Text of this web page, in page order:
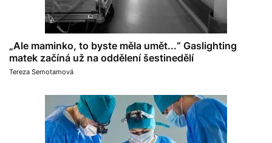
„Ale maminko, to byste měla umět...“ Gaslighting
matek začíná už na oddělení šestinedělí
Tereza Semotamová